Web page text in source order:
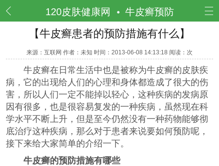
120皮肤健康网 牛皮癣预防
【牛皮癣患者的预防措施有什么】
来源：互联网 作者：未知 时间：2013-06-08 14:13:18 阅读： 次
牛皮癣在日常生活中也是被称为牛皮癣的皮肤疾
病，它的出现给人们的心理和身体都造成了很大的伤
害，所以人们一定不能掉以轻心，这种疾病的发病原
因有很多，也是很容易复发的一种疾病，虽然现在科
学水平不断上升，但是至今仍然没有一种药物能够彻
底治疗这种疾病，那么对于患者来说要如何预防呢，
接下来给大家简单的介绍一下。
牛皮癣的预防措施有哪些